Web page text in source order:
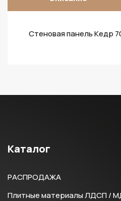
Стеновая панель Кедр
Каталог
РАСПРОДАЖА
Плитные материалы ЛДСП /